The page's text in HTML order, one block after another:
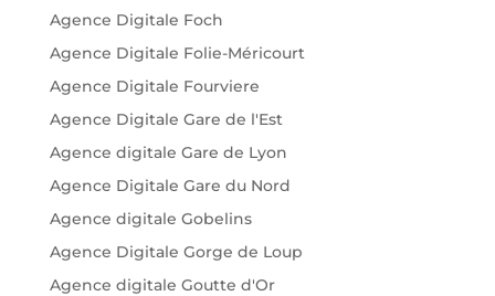
Agence Digitale Foch
Agence Digitale Folie-Méricourt
Agence Digitale Fourviere
Agence Digitale Gare de l'Est
Agence digitale Gare de Lyon
Agence Digitale Gare du Nord
Agence digitale Gobelins
Agence Digitale Gorge de Loup
Agence digitale Goutte d'Or